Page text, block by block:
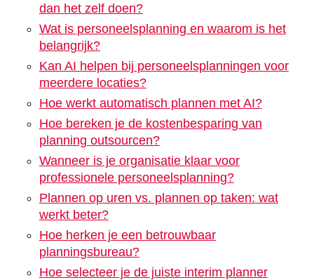
dan het zelf doen?
Wat is personeelsplanning en waarom is het
belangrijk?
Kan AI helpen bij personeelsplanningen voor
meerdere locaties?
Hoe werkt automatisch plannen met AI?
Hoe bereken je de kostenbesparing van
planning outsourcen?
Wanneer is je organisatie klaar voor
professionele personeelsplanning?
Plannen op uren vs. plannen op taken: wat
werkt beter?
Hoe herken je een betrouwbaar
planningsbureau?
Hoe selecteer je de juiste interim planner